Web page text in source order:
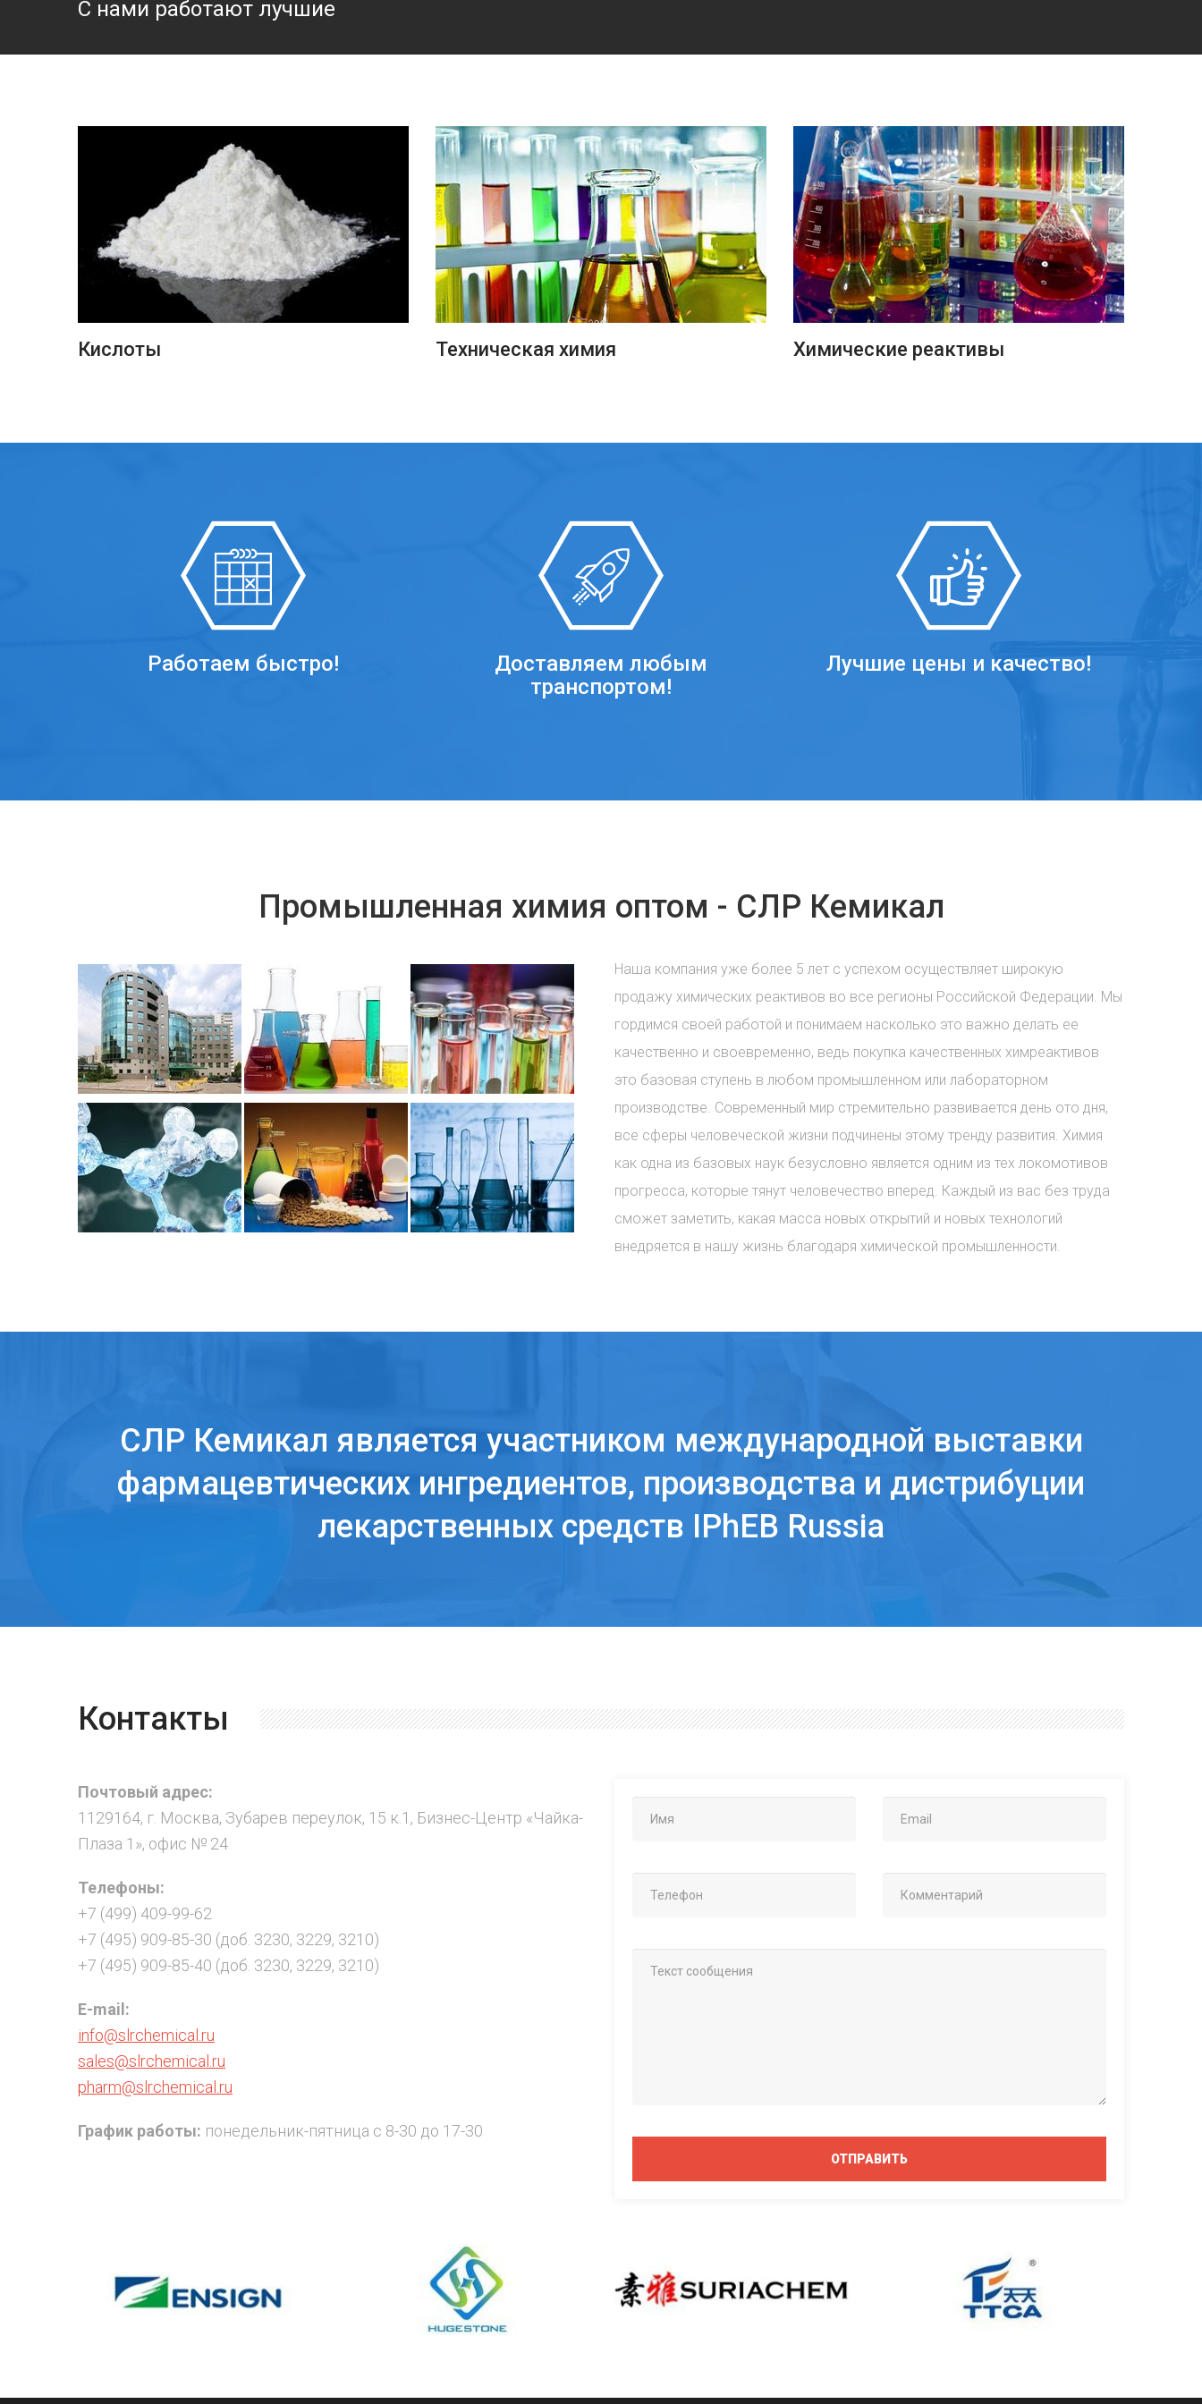
С нами работают лучшие
ПОДРОБНЕЕ
Кислоты
ПОДРОБНЕЕ
Техническая химия
ПОДРОБНЕЕ
Химические реактивы
Работаем быстро!
Доставляем любым
транспортом!
Лучшие цены и качество!
Промышленная химия оптом - СЛР Кемикал
Наша компания уже более 5 лет с успехом осуществляет широкую
продажу химических реактивов во все регионы Российской Федерации. Мы
гордимся своей работой и понимаем насколько это важно делать ее
качественно и своевременно, ведь покупка качественных химреактивов
это базовая ступень в любом промышленном или лабораторном
производстве. Современный мир стремительно развивается день ото дня,
все сферы человеческой жизни подчинены этому тренду развития. Химия
как одна из базовых наук безусловно является одним из тех локомотивов
прогресса, которые тянут человечество вперед. Каждый из вас без труда
сможет заметить, какая масса новых открытий и новых технологий
внедряется в нашу жизнь благодаря химической промышленности.
СЛР Кемикал является участником международной выставки
фармацевтических ингредиентов, производства и дистрибуции
лекарственных средств IPhEB Russia
Контакты
Почтовый адрес:
1129164, г. Москва, Зубарев переулок, 15 к.1, Бизнес-Центр «Чайка-
Плаза 1», офис № 24
Телефоны:
+7 (499) 409-99-62
+7 (495) 909-85-30 (доб. 3230, 3229, 3210)
+7 (495) 909-85-40 (доб. 3230, 3229, 3210)
E-mail:
info@slrchemical.ru
sales@slrchemical.ru
pharm@slrchemical.ru
График работы: понедельник-пятница с 8-30 до 17-30
ОТПРАВИТЬ